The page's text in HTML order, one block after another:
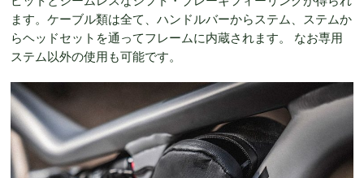
ます。ケーブル類は全て、ハンドルバーからステム、ステムか
らヘッドセットを通ってフレームに内蔵されます。 なお専用
ステム以外の使用も可能です。